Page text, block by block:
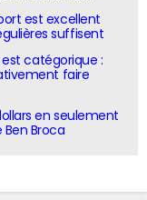
est excellent
suffisent
est catégorique :
faire
en seulement
Broca